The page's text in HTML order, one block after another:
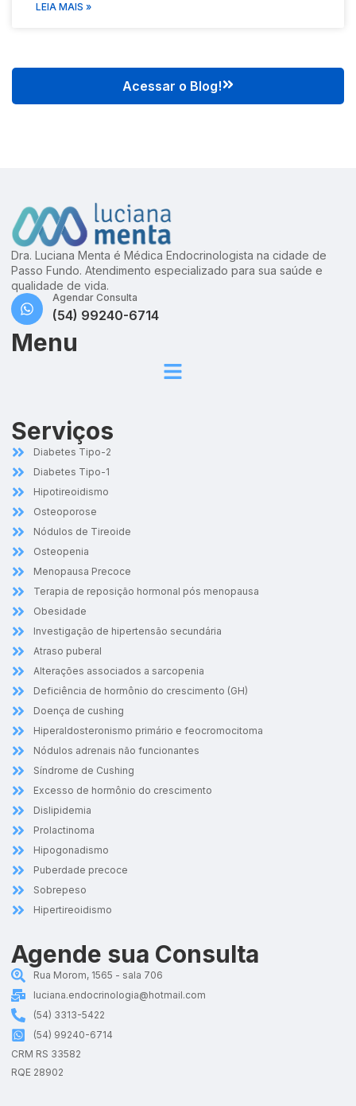
LEIA MAIS »
Acessar o Blog!
Dra. Luciana Menta é Médica Endocrinologista na cidade de
Passo Fundo. Atendimento especializado para sua saúde e
qualidade de vida.
Agendar Consulta
(54) 99240-6714
Menu
Serviços
Diabetes Tipo-2
Diabetes Tipo-1
Hipotireoidismo
Osteoporose
Nódulos de Tireoide
Osteopenia
Menopausa Precoce
Terapia de reposição hormonal pós menopausa
Obesidade
Investigação de hipertensão secundária
Atraso puberal
Alterações associados a sarcopenia
Deficiência de hormônio do crescimento (GH)
Doença de cushing
Hiperaldosteronismo primário e feocromocitoma
Nódulos adrenais não funcionantes
Síndrome de Cushing
Excesso de hormônio do crescimento
Dislipidemia
Prolactinoma
Hipogonadismo
Puberdade precoce
Sobrepeso
Hipertireoidismo
Agende sua Consulta
Rua Morom, 1565 - sala 706
luciana.endocrinologia@hotmail.com
(54) 3313-5422
(54) 99240-6714
CRM RS 33582
RQE 28902